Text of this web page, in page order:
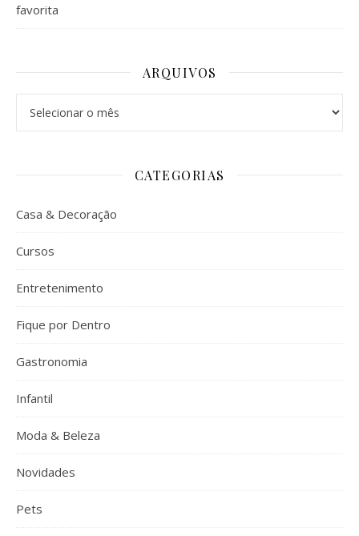
favorita
ARQUIVOS
CATEGORIAS
Casa & Decoração
Cursos
Entretenimento
Fique por Dentro
Gastronomia
Infantil
Moda & Beleza
Novidades
Pets